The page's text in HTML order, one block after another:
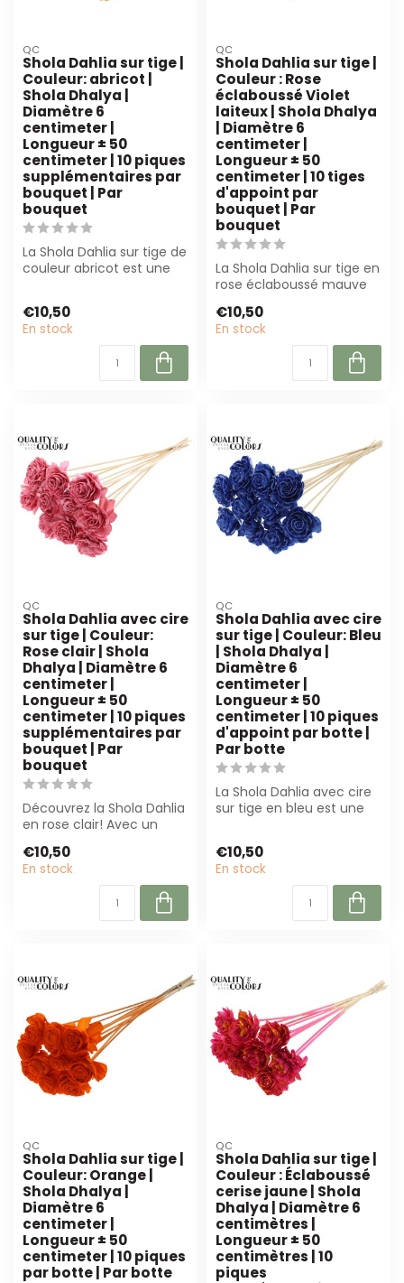
QC
Shola Dahlia sur tige |
Couleur: abricot |
Shola Dhalya |
Diamètre 6
centimeter |
Longueur ± 50
centimeter | 10 piques
supplémentaires par
bouquet | Par
bouquet
La Shola Dahlia sur tige de
couleur abricot est une
€10,50
En stock
QC
Shola Dahlia sur tige |
Couleur : Rose
éclaboussé Violet
laiteux | Shola Dhalya
| Diamètre 6
centimeter |
Longueur ± 50
centimeter | 10 tiges
d'appoint par
bouquet | Par
bouquet
La Shola Dahlia sur tige en
rose éclaboussé mauve
fl...
€10,50
En stock
QC
Shola Dahlia avec cire
sur tige | Couleur:
Rose clair | Shola
Dhalya | Diamètre 6
centimeter |
Longueur ± 50
centimeter | 10 piques
supplémentaires par
bouquet | Par
bouquet
Découvrez la Shola Dahlia
en rose clair! Avec un
longueu...
€10,50
En stock
QC
Shola Dahlia avec cire
sur tige | Couleur: Bleu
| Shola Dhalya |
Diamètre 6
centimeter |
Longueur ± 50
centimeter | 10 piques
d'appoint par botte |
Par botte
La Shola Dahlia avec cire
sur tige en bleu est une
€10,50
En stock
QC
Shola Dahlia sur tige |
Couleur: Orange |
Shola Dhalya |
Diamètre 6
centimeter |
Longueur ± 50
centimeter | 10 piques
par botte | Par botte
QC
Shola Dahlia sur tige |
Couleur : Éclaboussé
cerise jaune | Shola
Dhalya | Diamètre 6
centimètres |
Longueur ± 50
centimètres | 10
piques